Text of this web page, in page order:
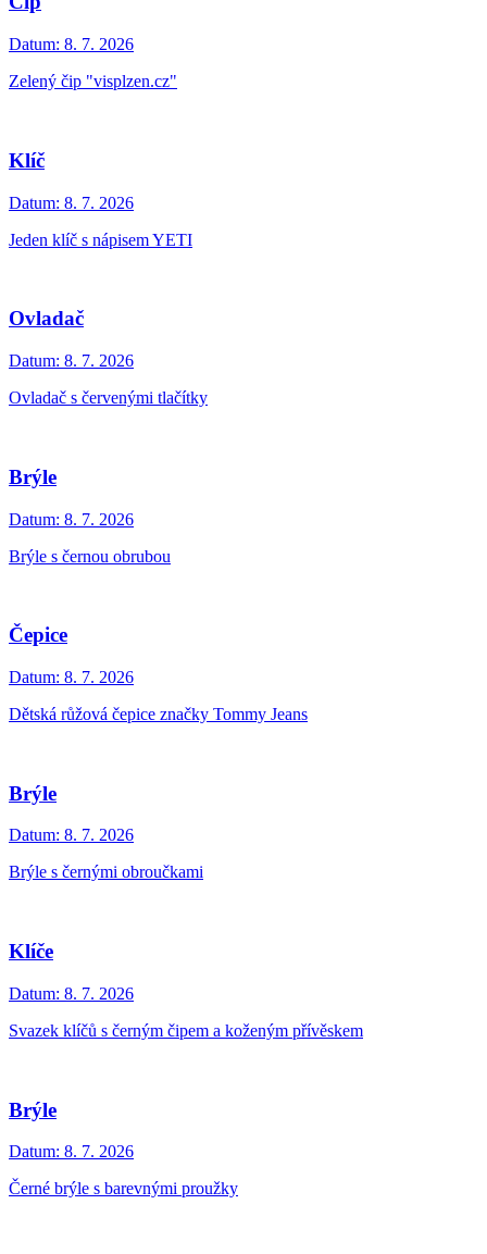
Datum: 8. 7. 2026
Zelený čip "visplzen.cz"
Klíč
Datum: 8. 7. 2026
Jeden klíč s nápisem YETI
Ovladač
Datum: 8. 7. 2026
Ovladač s červenými tlačítky
Brýle
Datum: 8. 7. 2026
Brýle s černou obrubou
Čepice
Datum: 8. 7. 2026
Dětská růžová čepice značky Tommy Jeans
Brýle
Datum: 8. 7. 2026
Brýle s černými obroučkami
Klíče
Datum: 8. 7. 2026
Svazek klíčů s černým čipem a koženým přívěskem
Brýle
Datum: 8. 7. 2026
Černé brýle s barevnými proužky